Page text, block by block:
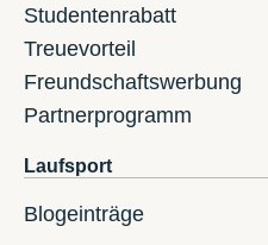
Studentenrabatt
Treuevorteil
Freundschaftswerbung
Partnerprogramm
Laufsport
Blogeinträge